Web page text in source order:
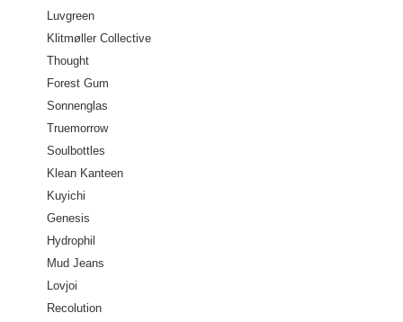
Luvgreen
Klitmøller Collective
Thought
Forest Gum
Sonnenglas
Truemorrow
Soulbottles
Klean Kanteen
Kuyichi
Genesis
Hydrophil
Mud Jeans
Lovjoi
Recolution